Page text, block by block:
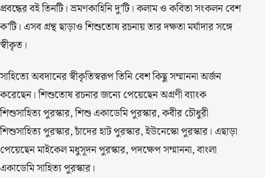
প্রবন্ধের বই তিনটি। ভ্রমণকাহিনি দু’টি। কলাম ও কবিতা সংকলন বেশ
ক’টি। এসব গ্রন্থ ছাড়াও শিশুতোষ রচনায় তার দক্ষতা মর্যাদার সঙ্গে
স্বীকৃত।
সাহিত্যে অবদানের স্বীকৃতিস্বরূপ তিনি বেশ কিছু সম্মাননা অর্জন
করেছেন। শিশুতোষ রচনার জন্যে পেয়েছেন অগ্রণী ব্যাংক
শিশুসাহিত্য পুরস্কার, শিশু একাডেমি পুরস্কার, কবীর চৌধুরী
শিশুসাহিত্য পুরস্কার, চাঁদের হাট পুরস্কার, ইউনেস্কো পুরস্কার। এছাড়া
পেয়েছেন মাইকেল মধুসূদন পুরস্কার, পদক্ষেপ সম্মাননা, বাংলা
একাডেমি সাহিত্য পুরস্কার।